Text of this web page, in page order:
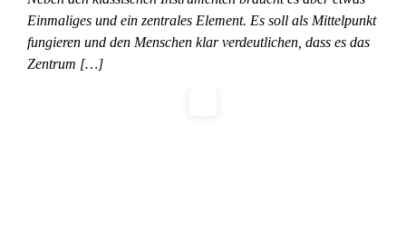
Einmaliges und ein zentrales Element. Es soll als Mittelpunkt
fungieren und den Menschen klar verdeutlichen, dass es das
Zentrum […]